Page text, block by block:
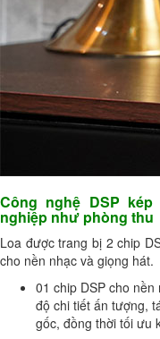
Công nghệ DSP
nghiệp như phòng thu
Loa được trang bị 2 chip
cho nền nhạc và giọng hát.
01 chip DSP cho
độ chi tiết ấn tượng,
gốc, đồng thời tối ưu